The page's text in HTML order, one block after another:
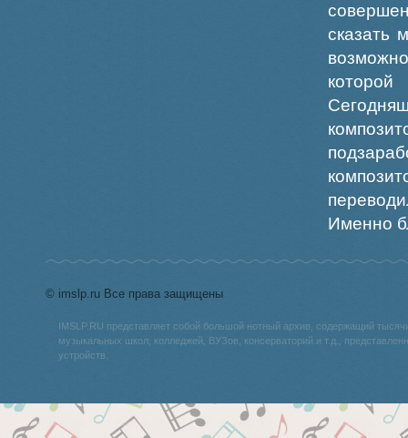
сказать
Именно
© imslp.ru Все права защищены
IMSLP.RU представляет собой большой нотный архив, содержащий
музыкальных школ, колледжей, ВУЗов, консерваторий и т.д.,
устройств.